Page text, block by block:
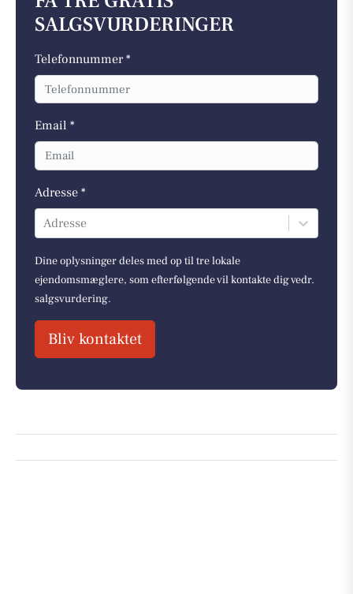
SALGSVURDERINGER
Telefonnummer *
Email *
Adresse *
Adresse
Dine oplysninger deles med op til tre lokale
ejendomsmæglere, som efterfølgende vil kontakte dig vedr.
salgsvurdering.
Bliv kontaktet